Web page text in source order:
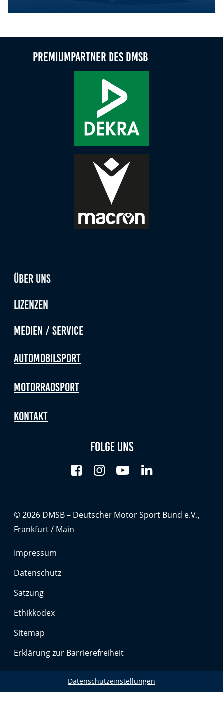
Premiumpartner des DMSB
Über uns
Lizenzen
Medien / Service
Automobilsport
Motorradsport
Kontakt
Folge uns
© 2026 DMSB – Deutscher Motor Sport Bund e.V.,
Frankfurt / Main
Impressum
Datenschutz
Satzung
Ethikkodex
Sitemap
Erklärung zur Barrierefreiheit
Datenschutzeinstellungen
um personalisierte Werbung anzuzeigen. Dazu verfolgen
sie die Aktivitäten der Besucher über verschiedene
Websites hinweg.
_gcl_aw, _gcl_gs, _gclid, _gcl_au, FPGCLAW, FPAU
Wir nutzen Marketing-Cookies, um den Erfolg unserer
messen und damit eine optimale Verteilung unseres
Werbebudgets zu gewährleisten.